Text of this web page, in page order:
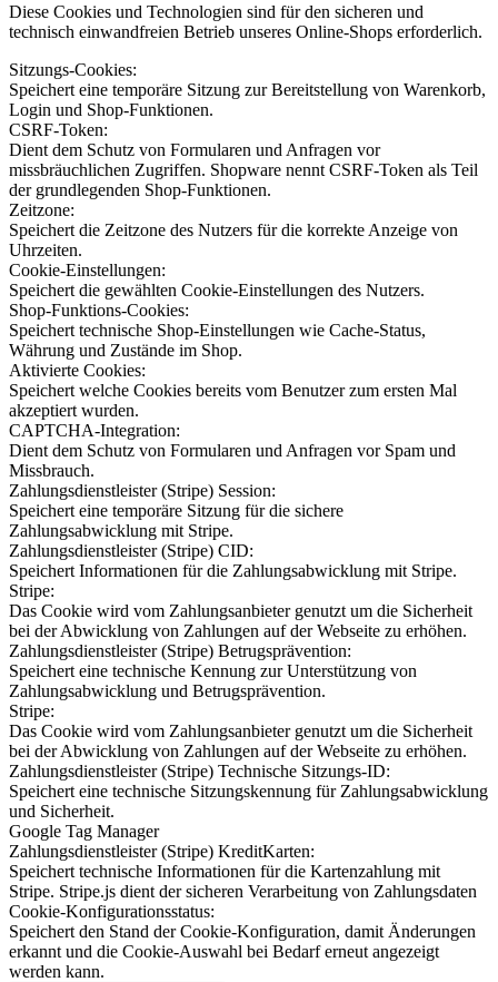
Diese Cookies und Technologien sind für den sicheren und
technisch einwandfreien Betrieb unseres Online-Shops erforderlich.
Sitzungs-Cookies:
Speichert eine temporäre Sitzung zur Bereitstellung von Warenkorb,
Login und Shop-Funktionen.
CSRF-Token:
Dient dem Schutz von Formularen und Anfragen vor
missbräuchlichen Zugriffen. Shopware nennt CSRF-Token als Teil
der grundlegenden Shop-Funktionen.
Zeitzone:
Speichert die Zeitzone des Nutzers für die korrekte Anzeige von
Uhrzeiten.
Cookie-Einstellungen:
Speichert die gewählten Cookie-Einstellungen des Nutzers.
Shop-Funktions-Cookies:
Speichert technische Shop-Einstellungen wie Cache-Status,
Währung und Zustände im Shop.
Aktivierte Cookies:
Speichert welche Cookies bereits vom Benutzer zum ersten Mal
akzeptiert wurden.
CAPTCHA-Integration:
Dient dem Schutz von Formularen und Anfragen vor Spam und
Missbrauch.
Zahlungsdienstleister (Stripe) Session:
Speichert eine temporäre Sitzung für die sichere
Zahlungsabwicklung mit Stripe.
Zahlungsdienstleister (Stripe) CID:
Speichert Informationen für die Zahlungsabwicklung mit Stripe.
Stripe:
Das Cookie wird vom Zahlungsanbieter genutzt um die Sicherheit
bei der Abwicklung von Zahlungen auf der Webseite zu erhöhen.
Zahlungsdienstleister (Stripe) Betrugsprävention:
Speichert eine technische Kennung zur Unterstützung von
Zahlungsabwicklung und Betrugsprävention.
Stripe:
Das Cookie wird vom Zahlungsanbieter genutzt um die Sicherheit
bei der Abwicklung von Zahlungen auf der Webseite zu erhöhen.
Zahlungsdienstleister (Stripe) Technische Sitzungs-ID:
Speichert eine technische Sitzungskennung für Zahlungsabwicklung
und Sicherheit.
Google Tag Manager
Zahlungsdienstleister (Stripe) KreditKarten:
Speichert technische Informationen für die Kartenzahlung mit
Stripe. Stripe.js dient der sicheren Verarbeitung von Zahlungsdaten
Cookie-Konfigurationsstatus:
Speichert den Stand der Cookie-Konfiguration, damit Änderungen
erkannt und die Cookie-Auswahl bei Bedarf erneut angezeigt
werden kann.